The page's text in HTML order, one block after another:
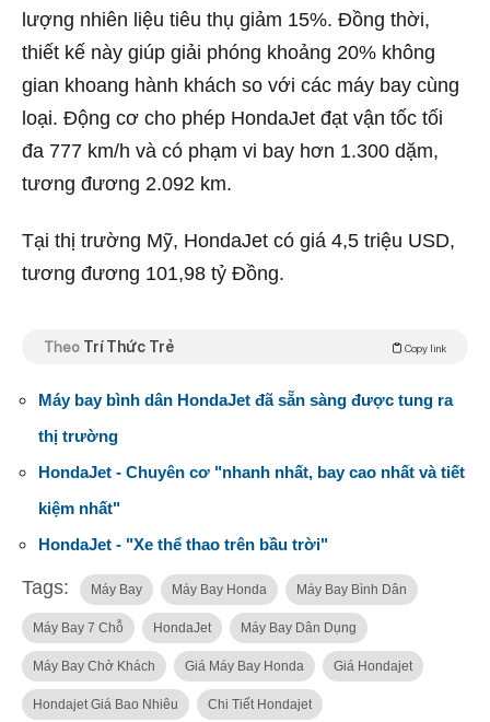
lượng nhiên liệu tiêu thụ giảm 15%. Đồng thời,
thiết kế này giúp giải phóng khoảng 20% không
gian khoang hành khách so với các máy bay cùng
loại. Động cơ cho phép HondaJet đạt vận tốc tối
đa 777 km/h và có phạm vi bay hơn 1.300 dặm,
tương đương 2.092 km.
Tại thị trường Mỹ, HondaJet có giá 4,5 triệu USD,
tương đương 101,98 tỷ Đồng.
Theo Trí Thức Trẻ Copy link
Máy bay bình dân HondaJet đã sẵn sàng được tung ra
thị trường
HondaJet - Chuyên cơ "nhanh nhất, bay cao nhất và tiết
kiệm nhất"
HondaJet - "Xe thể thao trên bầu trời"
Tags: Máy Bay Máy Bay Honda Máy Bay Bình Dân
Máy Bay 7 Chỗ HondaJet Máy Bay Dân Dụng
Máy Bay Chở Khách Giá Máy Bay Honda Giá Hondajet
Hondajet Giá Bao Nhiêu Chi Tiết Hondajet